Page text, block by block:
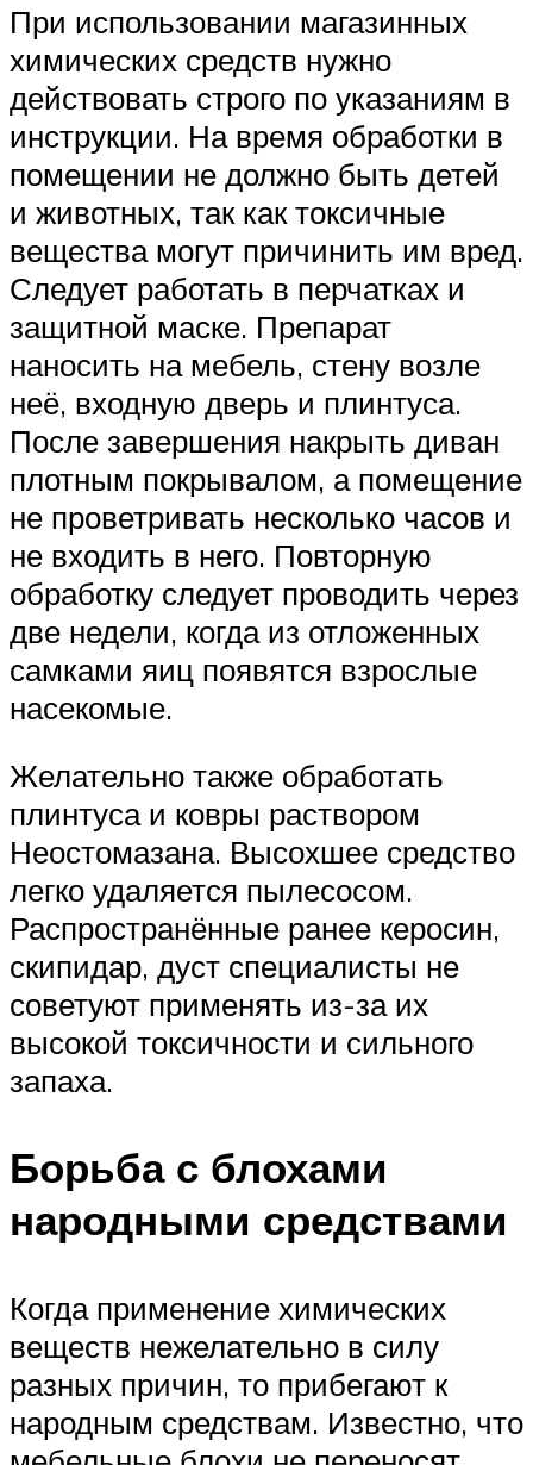
При использовании магазинных
химических средств нужно
действовать строго по указаниям в
инструкции. На время обработки в
помещении не должно быть детей
и животных, так как токсичные
вещества могут причинить им вред.
Следует работать в перчатках и
защитной маске. Препарат
наносить на мебель, стену возле
неё, входную дверь и плинтуса.
После завершения накрыть диван
плотным покрывалом, а помещение
не проветривать несколько часов и
не входить в него. Повторную
обработку следует проводить через
две недели, когда из отложенных
самками яиц появятся взрослые
насекомые.
Желательно также обработать
плинтуса и ковры раствором
Неостомазана. Высохшее средство
легко удаляется пылесосом.
Распространённые ранее керосин,
скипидар, дуст специалисты не
советуют применять из-за их
высокой токсичности и сильного
запаха.
Борьба с блохами
народными средствами
Когда применение химических
веществ нежелательно в силу
разных причин, то прибегают к
народным средствам. Известно, что